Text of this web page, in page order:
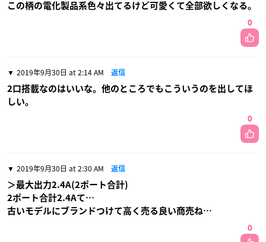
この柄の電化製品系色々出てるけど可愛くて全部欲しくなる。
0
2019年9月30日 at 2:14 AM 返信
2口搭載なのはいいな。他のところでもこういうのを出してほ
しい。
0
2019年9月30日 at 2:30 AM 返信
＞最大出力2.4A(2ポート合計)
2ポート合計2.4Aて…
古いモデルにブランドつけて高く売る良い商売ね…
0